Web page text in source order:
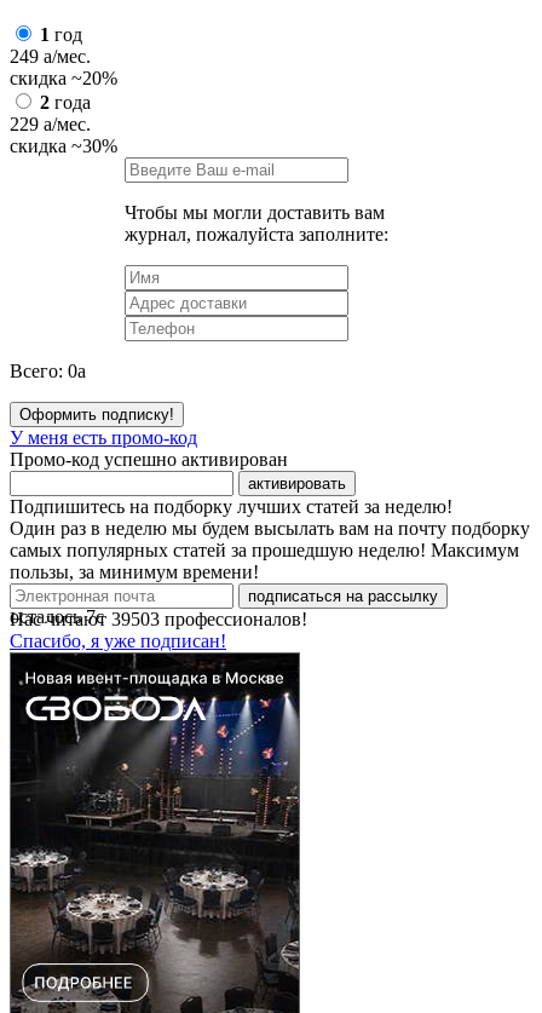
1 год
249 a/мес.
скидка ~20%
2 года
229 a/мес.
скидка ~30%
Чтобы мы могли доставить вам
журнал, пожалуйста заполните:
Всего: 0a
Оформить подписку!
У меня есть промо-код
Промо-код успешно активирован
активировать
Подпишитесь на подборку лучших статей за неделю!
Один раз в неделю мы будем высылать вам на почту подборку
самых популярных статей за прошедшую неделю! Максимум
пользы, за минимум времени!
подписаться на рассылку
Нас читают 39503 профессионалов!
Спасибо, я уже подписан!
осталось7с